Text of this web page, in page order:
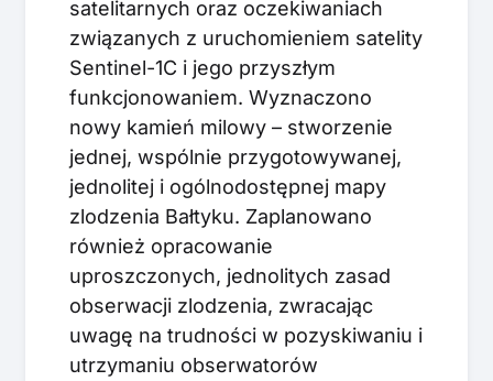
satelitarnych oraz oczekiwaniach
związanych z uruchomieniem satelity
Sentinel-1C i jego przyszłym
funkcjonowaniem. Wyznaczono
nowy kamień milowy – stworzenie
jednej, wspólnie przygotowywanej,
jednolitej i ogólnodostępnej mapy
zlodzenia Bałtyku. Zaplanowano
również opracowanie
uproszczonych, jednolitych zasad
obserwacji zlodzenia, zwracając
uwagę na trudności w pozyskiwaniu i
utrzymaniu obserwatorów